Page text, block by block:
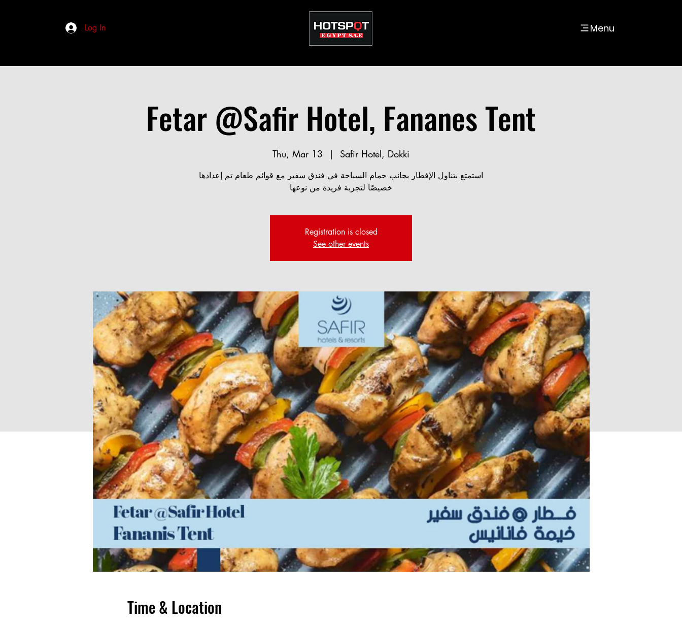
Log In Menu
Fetar @Safir Hotel, Fananes Tent
Thu, Mar 13
  |
Safir Hotel, Dokki
استمتع بتناول الإفطار بجانب حمام السباحة في فندق سفير مع قوائم طعام تم إعدادها
Registration is closed
See other events
Time & Location